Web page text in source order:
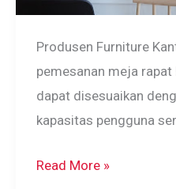
Produsen Furniture
pemesanan meja
dapat disesuaikan
kapasitas pengguna
Meja
Read More »